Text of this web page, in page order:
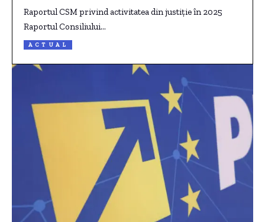
Raportul CSM privind activitatea din justiție în 2025
Raportul Consiliului…
ACTUAL